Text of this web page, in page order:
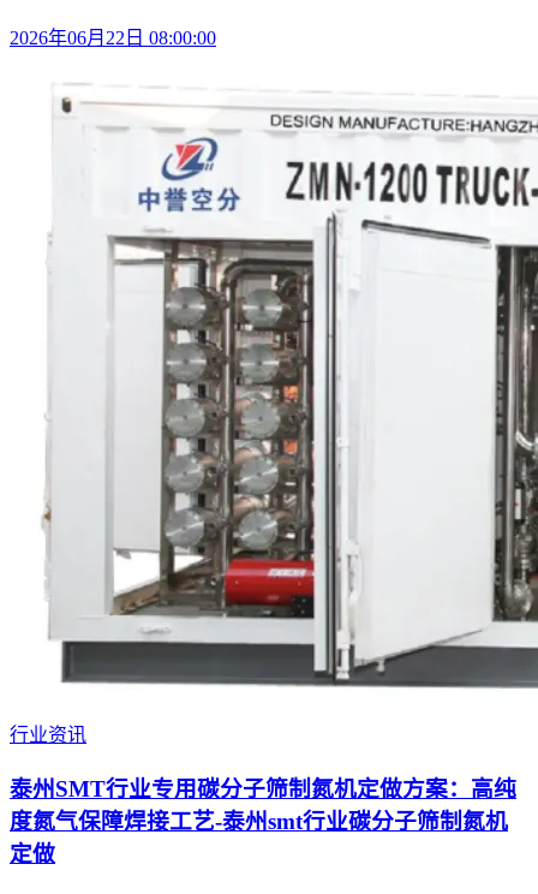
2026年06月22日 08:00:00
行业资讯
泰州SMT行业专用碳分子筛制氮机定做方案：高纯
度氮气保障焊接工艺-泰州smt行业碳分子筛制氮机
定做